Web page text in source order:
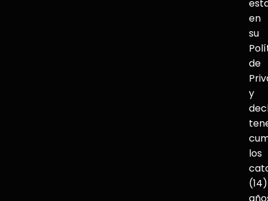
en
su
de
y
los
(14)